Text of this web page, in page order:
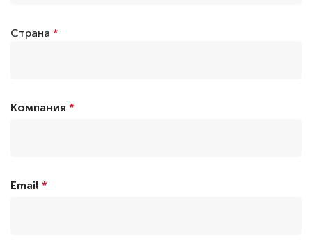
Страна *
Компания *
Email *